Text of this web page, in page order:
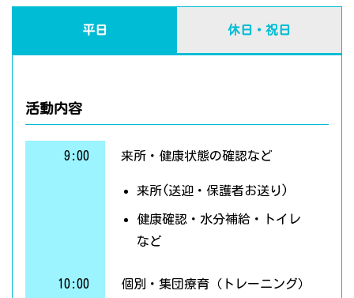
平日 休日・祝日
活動内容
9:00 来所・健康状態の確認など
来所(送迎・保護者お送り)
健康確認・水分補給・トイレ
など
10:00 個別・集団療育（トレーニング）